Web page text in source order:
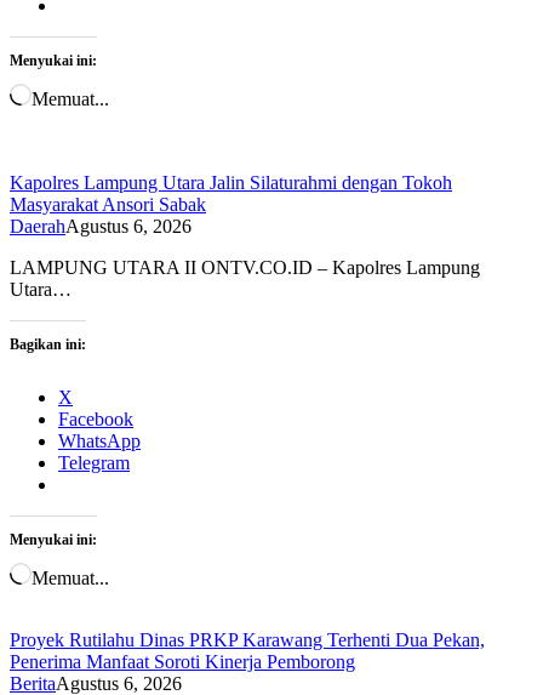
Menyukai ini:
Memuat...
Kapolres Lampung Utara Jalin Silaturahmi dengan Tokoh
Masyarakat Ansori Sabak
DaerahAgustus 6, 2026
LAMPUNG UTARA II ONTV.CO.ID – Kapolres Lampung
Utara…
Bagikan ini:
X
Facebook
WhatsApp
Telegram
Menyukai ini:
Memuat...
Proyek Rutilahu Dinas PRKP Karawang Terhenti Dua Pekan,
Penerima Manfaat Soroti Kinerja Pemborong
BeritaAgustus 6, 2026